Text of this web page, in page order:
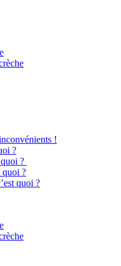
!
?
?
quoi ?
quoi ?